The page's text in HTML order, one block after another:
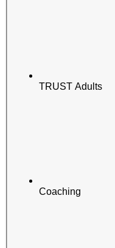
TRUST Adults
Coaching